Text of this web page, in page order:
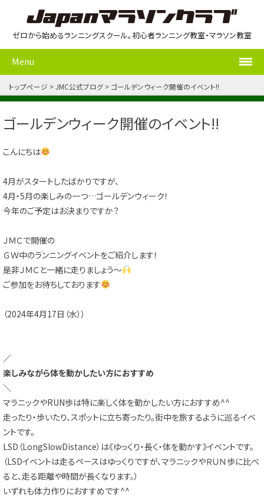
ゼロから始めるランニングスクール。初心者ランニング教室・マラソン教室
Menu
トップページ JMC公式ブログ ゴールデンウィーク開催のイベント!!
ゴールデンウィーク開催のイベント!!
こんにちは
4月がスタートしたばかりですが、
4月・5月の楽しみの一つ…ゴールデンウィーク！
今年のご予定はお決まりですか？
ＪＭＣで開催の
ＧＷ中のランニングイベントをご紹介します！
是非ＪＭＣと一緒に走りましょう～
ご参加をお待ちしております
（2024年4月17日（水））
／
楽しみながら体を動かしたい方におすすめ
＼
マラニックやRUN歩は特に楽しく体を動かしたい方におすすめ^^
走ったり・歩いたり、スポットに立ち寄ったり。街中を旅するように巡るイベ
ントです。
LSD（LongSlowDistance）は《ゆっくり・長く・体を動かす》イベントです。
（LSDイベントは走るペースはゆっくりですが、マラニックやＲＵＮ歩に比べ
ると、走る距離や時間が長くなります。）
いずれも体力作りにおすすめです^^